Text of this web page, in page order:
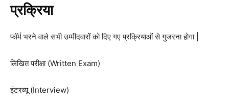
प्रक्रिया
फॉर्म भरने वाले सभी उम्मीदवारों को दिए गए प्रक्रियाओं से गुजरना होगा |
लिखित परीक्षा (Written Exam)
इंटरव्यू (Interview)